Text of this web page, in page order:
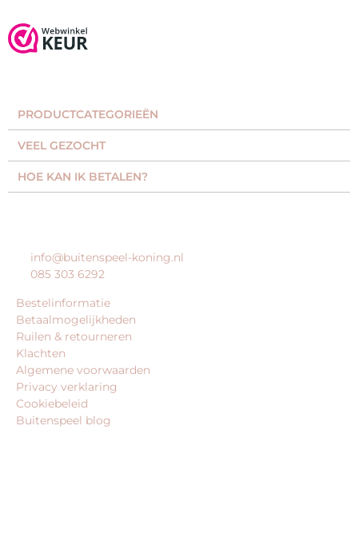
PRODUCTCATEGORIEËN​
VEEL GEZOCHT​
HOE KAN IK BETALEN?
info@buitenspeel-koning.nl
085 303 6292
Bestelinformatie
Betaalmogelijkheden
Ruilen & retourneren
Klachten
Algemene voorwaarden
Privacy verklaring
Cookiebeleid
Buitenspeel blog